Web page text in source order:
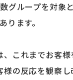
グループを対象
ります。
、これまでお客
の反応を観察